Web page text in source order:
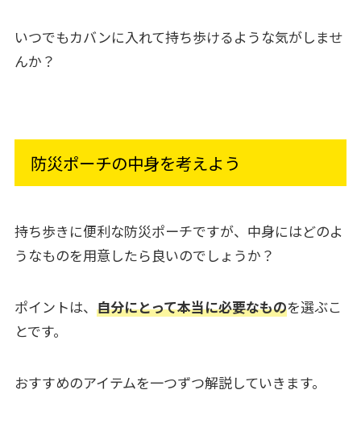
いつでもカバンに入れて持ち歩けるような気がしませ
んか？
防災ポーチの中身を考えよう
持ち歩きに便利な防災ポーチですが、中身にはどのよ
うなものを用意したら良いのでしょうか？
ポイントは、 自分にとって本当に必要なものを選ぶこ
とです。
おすすめのアイテムを一つずつ解説していきます。